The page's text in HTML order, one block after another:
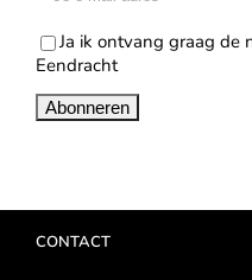
Ja ik ontvang graag de
Eendracht
CONTACT